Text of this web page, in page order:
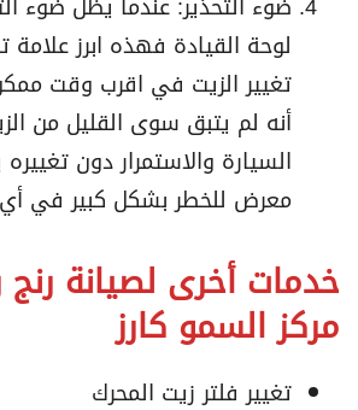
لوحة القيادة فهذه ابرز
تغيير الزيت في اقرب وقت
أنه لم يتبق سوى القليل من
السيارة والاستمرار دون
معرض للخطر بشكل كبير في
خدمات أخرى لصيانة رنج
مركز السمو كارز
تغيير فلتر زيت المحرك